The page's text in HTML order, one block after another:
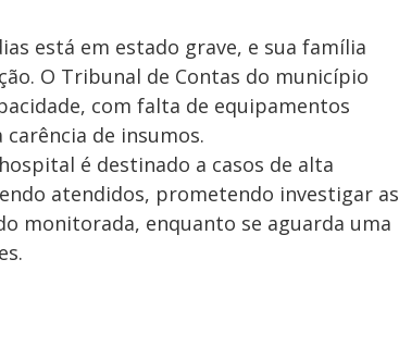
está em estado grave, e sua família
O Tribunal de Contas do município
com falta de equipamentos
de insumos.
é destinado a casos de alta
atendidos, prometendo investigar as
monitorada, enquanto se aguarda uma